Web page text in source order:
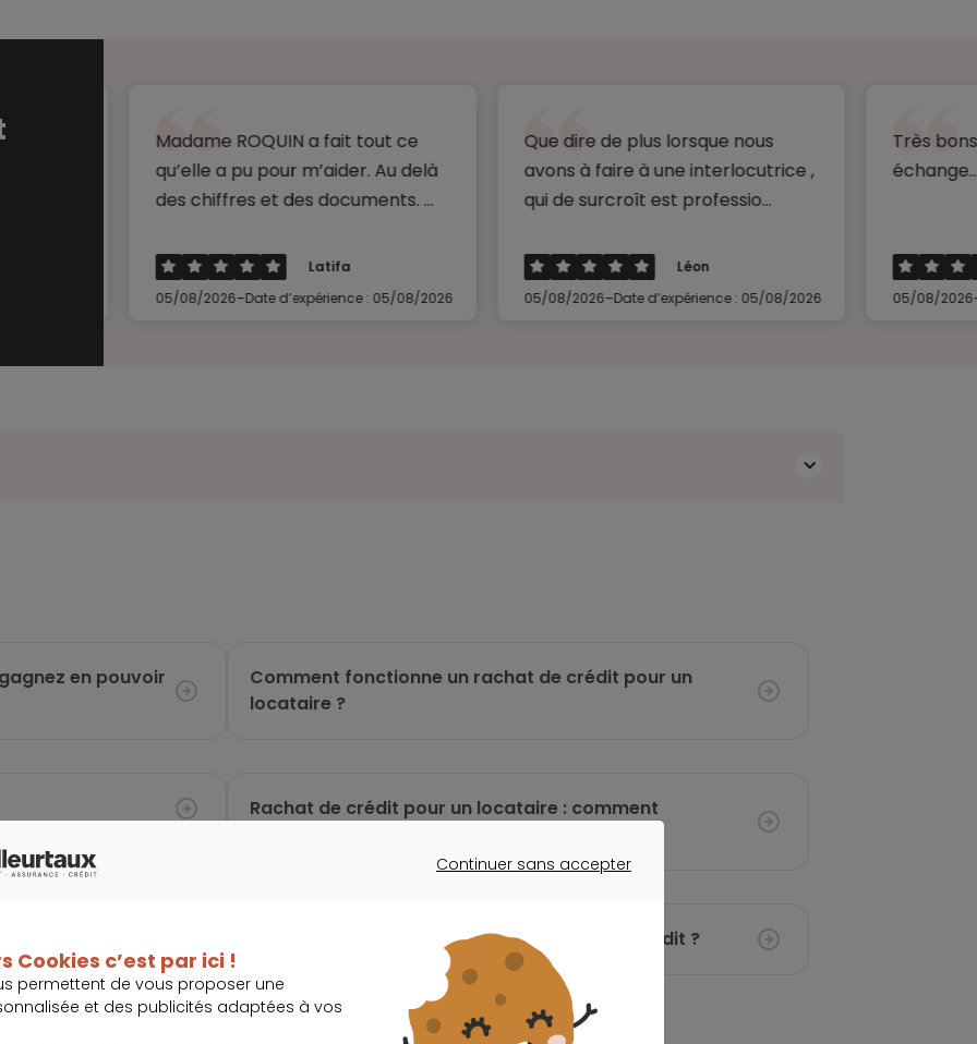
Madame ROQUIN a fait tout ce
qu’elle a pu pour m’aider. Au delà
des chiffres et des documents. ...
Latifa
-Date d’expérience : 05/08/2026
Que dire de plus lorsque nous
avons à faire à une interlocutrice ,
qui de surcroît est professio...
Léon
05/08/2026
-Date d’expérience : 05/08/2026
Très bons
échange....
05/08/2026
-Date
en pouvoir
Comment fonctionne un rachat de crédit pour un
locataire ?
Rachat de crédit pour un locataire : comment
en tant que
Comment monter un dossier de rachat de crédit ?
Continuer sans accepter
Cookies c’est par ici !
permettent de vous proposer une
et des publicités adaptées à vos